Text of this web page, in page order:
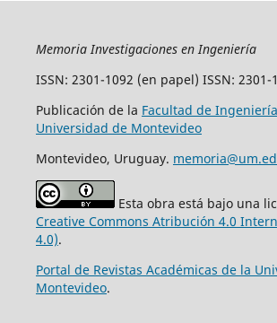
Memoria Investigaciones en Ingeniería
ISSN: 2301-1092 (en papel) ISSN:
Publicación de la Facultad de Ingeniería
Universidad de Montevideo
Montevideo, Uruguay.
Esta obra está bajo una
Creative Commons Atribución 4.0
4.0).
Portal de Revistas Académicas de la
Montevideo.